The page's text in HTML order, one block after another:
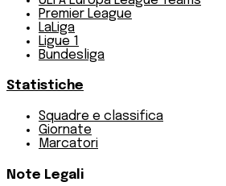
Premier League
LaLiga
Ligue 1
Bundesliga
Statistiche
Squadre e classifica
Giornate
Marcatori
Note Legali